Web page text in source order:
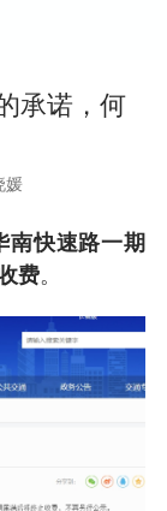
承诺，何
媛
南快速路一期
费。